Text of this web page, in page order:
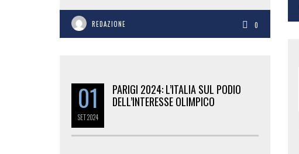
REDAZIONE 0
01
SET2024
PARIGI 2024: L’ITALIA SUL PODIO
DELL’INTERESSE OLIMPICO